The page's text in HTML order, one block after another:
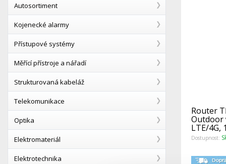
Autosortiment
Kojenecké alarmy
Přístupové systémy
Měřící přístroje a nářadí
Strukturovaná kabeláž
Telekomunikace
Optika
Elektromateriál
Elektrotechnika
Router
Outdoor
LTE/4G,
1x
Dostupnost: